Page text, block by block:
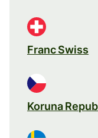
Franc Swiss
Koruna